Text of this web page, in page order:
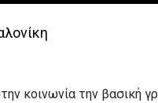
κοινωνία την βασική